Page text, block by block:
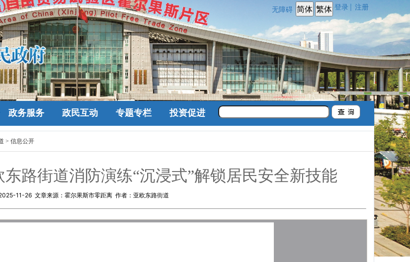
无障碍 登录 注册
政务服务 政民互动 专题专栏 投资促进
> 信息公开
路街道消防演练“沉浸式”解锁居民安全新技能
11-26文章来源：霍尔果斯市零距离 作者：亚欧东路街道